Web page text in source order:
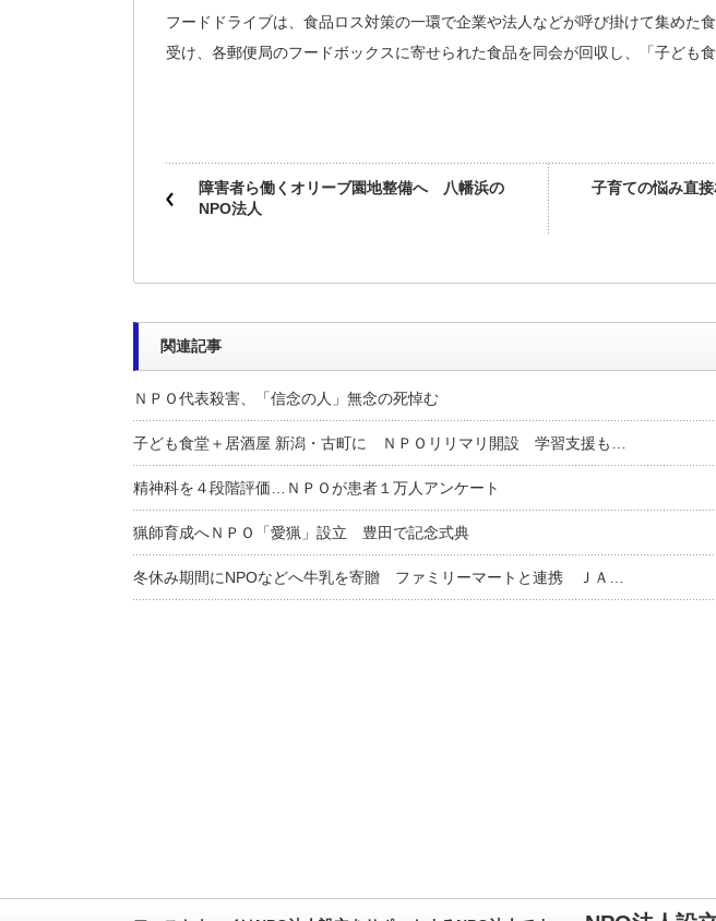
フードドライブは、食品ロス対策の一環で企業や法人などが呼び掛けて集めた
受け、各郵便局のフードボックスに寄せられた食品を同会が回収し、「子ども
障害者ら働くオリーブ園地整備へ 八幡浜の
NPO法人
子育ての悩み直
関連記事
ＮＰＯ代表殺害、「信念の人」無念の死悼む
子ども食堂＋居酒屋 新潟・古町に ＮＰＯリリマリ開設 学習支援も…
精神科を４段階評価…ＮＰＯが患者１万人アンケート
猟師育成へＮＰＯ「愛猟」設立 豊田で記念式典
冬休み期間にNPOなどへ牛乳を寄贈 ファミリーマートと連携 ＪＡ…